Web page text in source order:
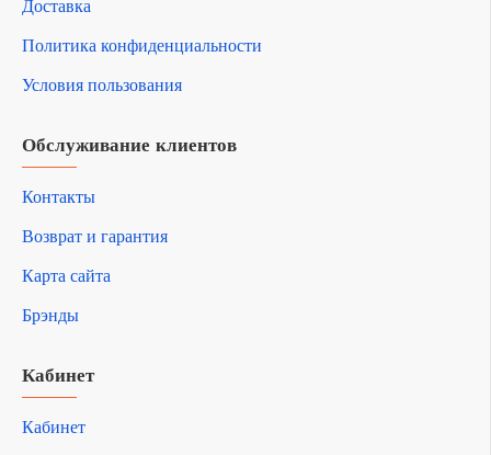
Доставка
Политика конфиденциальности
Условия пользования
Обслуживание клиентов
Контакты
Возврат и гарантия
Карта сайта
Брэнды
Кабинет
Кабинет